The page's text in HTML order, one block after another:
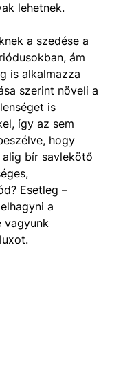
lehetnek.
a szedése a
ám
is alkalmazza
szerint növeli a
is
így az sem
hogy
bír savlekötő
Esetleg –
a
vagyunk